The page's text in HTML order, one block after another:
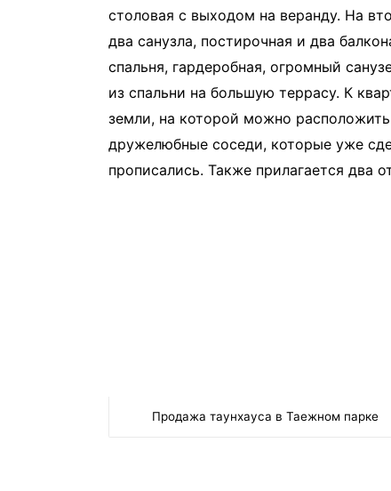
столовая с выходом на веранду. На
два санузла, постирочная и два
спальня, гардеробная, огромный
из спальни на большую террасу. К
земли, на которой можно
дружелюбные соседи, которые уже
прописались. Также прилагается два
Продажа таунхауса в Таежном парке